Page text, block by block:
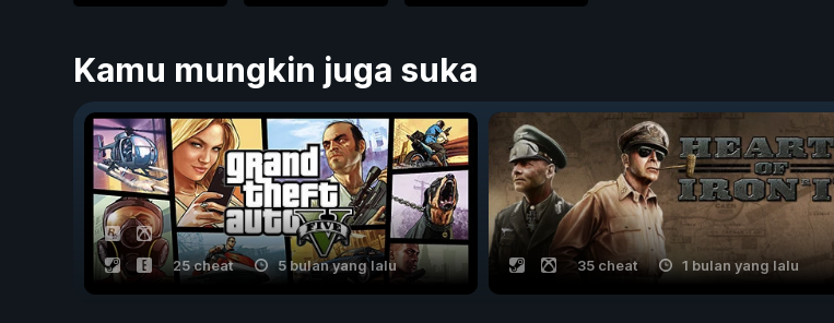
Kamu mungkin juga suka
25 cheat 5 bulan yang lalu 35 cheat 1 bulan yang lalu